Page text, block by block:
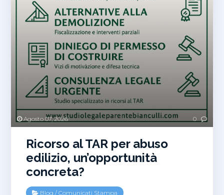
Agosto 07, 2026 0
Ricorso al TAR per abuso
edilizio, un’opportunità
concreta?
Blog /Comunicati Stampa